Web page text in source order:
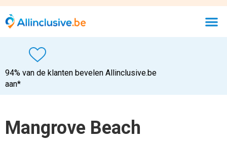
94% van de klanten bevelen Allinclusive.be
aan*
Mangrove Beach